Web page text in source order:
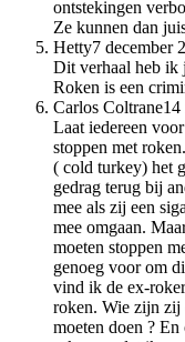
ontstekingen
Ze kunnen dan
Hetty7 december
Dit verhaal heb ik
Roken is een
Carlos Coltrane14
Laat iedereen
stoppen met
( cold turkey) het
gedrag terug bij
mee als zij een
mee omgaan.
moeten stoppen
genoeg voor om
vind ik de ex-
roken. Wie zijn zij
moeten doen ?